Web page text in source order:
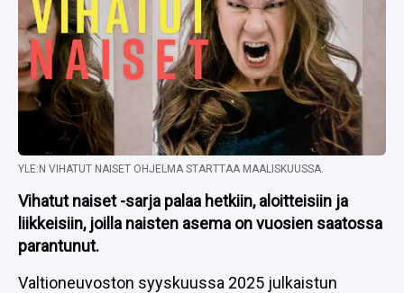
YLE:N VIHATUT NAISET OHJELMA STARTTAA MAALISKUUSSA.
Vihatut naiset -sarja palaa hetkiin, aloitteisiin ja
liikkeisiin, joilla naisten asema on vuosien saatossa
parantunut.
Valtioneuvoston syyskuussa 2025 julkaistun